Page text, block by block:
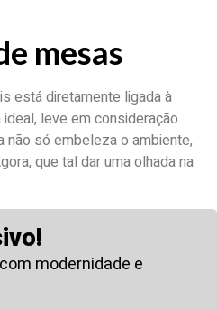
mesas
está diretamente ligada à
leve em consideração
só embeleza o ambiente,
que tal dar uma olhada na
modernidade e